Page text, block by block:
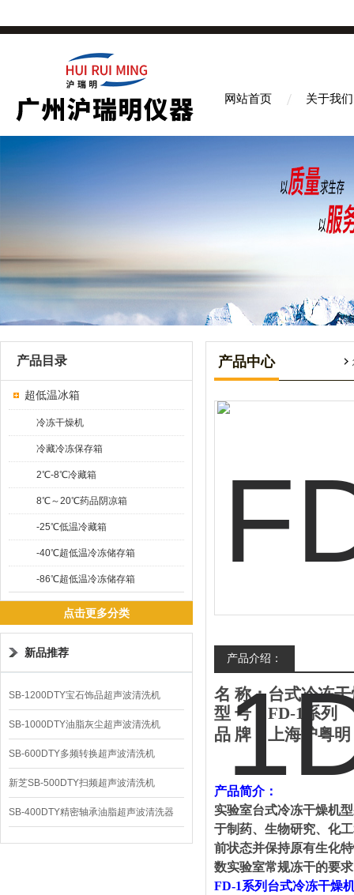
网站首页 关于我们
产品目录
超低温冰箱
冷冻干燥机
冷藏冷冻保存箱
2℃-8℃冷藏箱
8℃～20℃药品阴凉箱
-25℃低温冷藏箱
-40℃超低温冷冻储存箱
-86℃超低温冷冻储存箱
点击更多分类
新品推荐
SB-1200DTY宝石饰品超声波清洗机
SB-1000DTY油脂灰尘超声波清洗机
SB-600DTY多频转换超声波清洗机
新芝SB-500DTY扫频超声波清洗机
SB-400DTY精密轴承油脂超声波清洗器
产品中心
产品介绍：
名 称：台式冷冻
型 号： FD-1 系列
品 牌：上海沪粤明
产品简介：
实验室台式冷冻干燥机
于制药、生物研究、化
前状态并保持原有生化
数实验室常规冻干的要
FD-1系列台式冷冻干燥